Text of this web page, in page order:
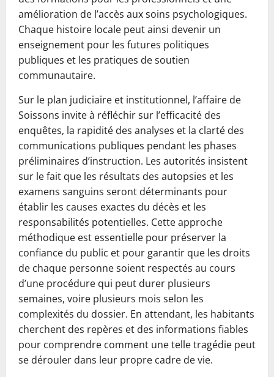
amélioration de l’accès aux soins psychologiques.
Chaque histoire locale peut ainsi devenir un
enseignement pour les futures politiques
publiques et les pratiques de soutien
communautaire.
Sur le plan judiciaire et institutionnel, l’affaire de
Soissons invite à réfléchir sur l’efficacité des
enquêtes, la rapidité des analyses et la clarté des
communications publiques pendant les phases
préliminaires d’instruction. Les autorités insistent
sur le fait que les résultats des autopsies et les
examens sanguins seront déterminants pour
établir les causes exactes du décès et les
responsabilités potentielles. Cette approche
méthodique est essentielle pour préserver la
confiance du public et pour garantir que les droits
de chaque personne soient respectés au cours
d’une procédure qui peut durer plusieurs
semaines, voire plusieurs mois selon les
complexités du dossier. En attendant, les habitants
cherchent des repères et des informations fiables
pour comprendre comment une telle tragédie peut
se dérouler dans leur propre cadre de vie.